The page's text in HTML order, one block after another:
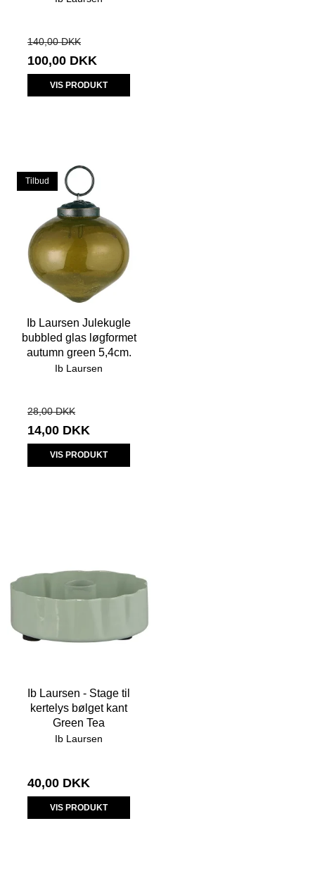
140,00 DKK
100,00 DKK
VIS PRODUKT
Tilbud
Ib Laursen Julekugle
bubbled glas løgformet
autumn green 5,4cm.
Ib Laursen
28,00 DKK
14,00 DKK
VIS PRODUKT
Ib Laursen - Stage til
kertelys bølget kant
Green Tea
Ib Laursen
40,00 DKK
VIS PRODUKT